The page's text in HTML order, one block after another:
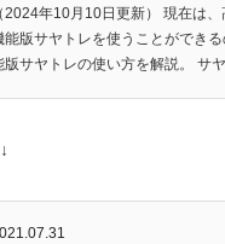
2024年10月10日更新） 現在は
能版サヤトレを使うことができ
版サヤトレの使い方を解説。 サ